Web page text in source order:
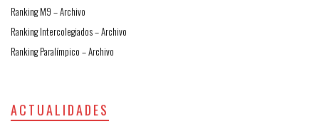
Ranking M9 – Archivo
Ranking Intercolegiados – Archivo
Ranking Paralímpico – Archivo
ACTUALIDADES